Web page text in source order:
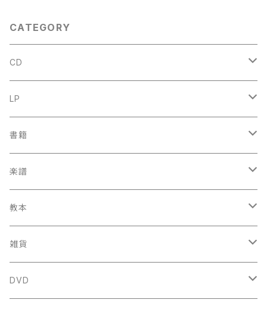
CATEGORY
CD
古楽
中古CD
鍋島元子関連CD
古楽以外
中古CD
LP
古楽
中古LP
鍋島元子関連LP
古楽以外
中古LP
書籍
古楽関係
中古本
新古本
古楽以外
中古本
中古本
楽譜
古楽関係
スコア
鍵盤用
古楽以外
スコア
教本
古楽関係
古楽以外
雑貨
トートバッグ
DVD